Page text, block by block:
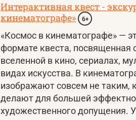
Интерактивная квест -
кинематографе»
6+
«Космос в кинематографе» —
формате квеста,
вселенной в кино, сериалах,
видах искусства. В
изображают совсем не таким,
делают для большей
художественного допущения.